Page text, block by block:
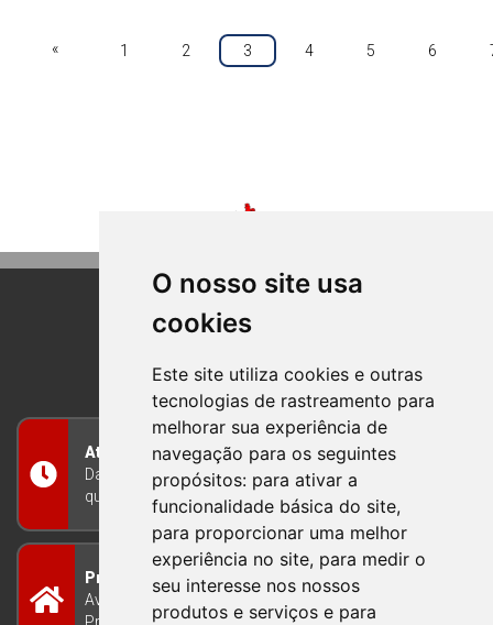
O nosso site usa
cookies
Este site utiliza cookies e outras
tecnologias de rastreamento para
melhorar sua experiência de
navegação para os seguintes
propósitos: para ativar a
funcionalidade básica do site,
para proporcionar uma melhor
experiência no site, para medir o
seu interesse nos nossos
produtos e serviços e para
« 1 2 3 4 5 6
BOM PRINCIPIO
RIO GRANDE DO SUL
Atendimento
Das 8h às 12h e das 13h às 17h30, de segunda a
quinta-feira, e nas sextas-feiras das 7h às 13h
Prefeitura Municipal
Avenida Guilherme Winter 65 - Centro Bom